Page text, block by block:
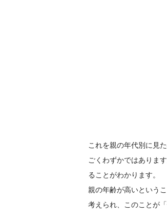
これを親の年代別に見
ごくわずかではありま
ることがわかります。
親の年齢が高いという
考えられ、このことが